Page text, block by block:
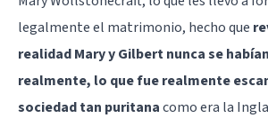
legalmente el matrimonio, hecho que
realidad Mary y Gilbert nunca se
realmente, lo que fue realmente
sociedad tan puritanacomo era la